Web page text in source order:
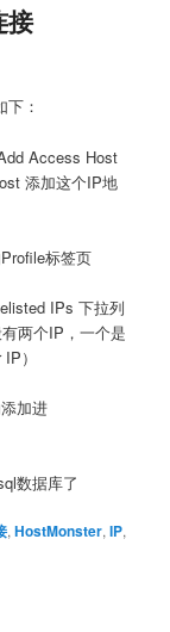
接
：
Access Host
添加这个IP地
标签页
IPs 下拉列
两个IP，一个是
）
加进
数据库了
,HostMonster,IP,